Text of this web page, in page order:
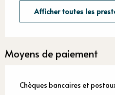
Afficher toutes les
Moyens de paiement
Chèques bancaires et